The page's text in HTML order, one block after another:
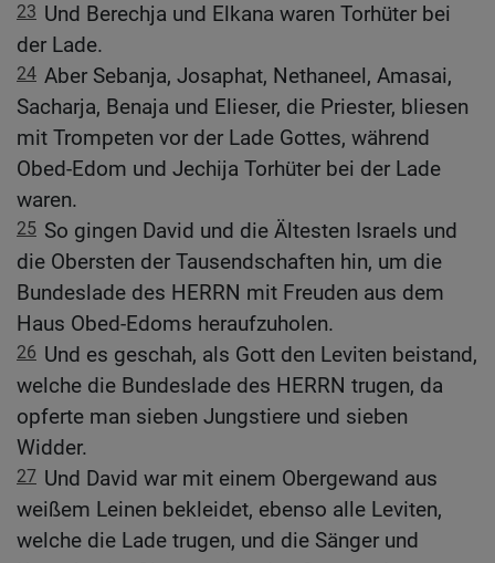
23 Und Berechja und Elkana waren Torhüter bei
der Lade.
24 Aber Sebanja, Josaphat, Nethaneel, Amasai,
Sacharja, Benaja und Elieser, die Priester, bliesen
mit Trompeten vor der Lade Gottes, während
Obed-Edom und Jechija Torhüter bei der Lade
waren.
25 So gingen David und die Ältesten Israels und
die Obersten der Tausendschaften hin, um die
Bundeslade des HERRN mit Freuden aus dem
Haus Obed-Edoms heraufzuholen.
26 Und es geschah, als Gott den Leviten beistand,
welche die Bundeslade des HERRN trugen, da
opferte man sieben Jungstiere und sieben
Widder.
27 Und David war mit einem Obergewand aus
weißem Leinen bekleidet, ebenso alle Leviten,
welche die Lade trugen, und die Sänger und